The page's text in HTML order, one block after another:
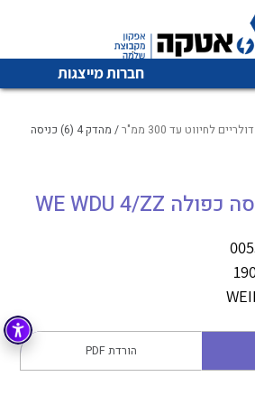
חברות מייצגות
| שרות | זמינות
והפצה של מוצרי
חשמלית ופעילה ב7 תחומים:
חשמלית
לכל מוצרי היצרן
לכל מוצרי היצרן
לחיווט עד 300 ממ"ר / מהדק 4 (6) כניסה
הורדת PDF